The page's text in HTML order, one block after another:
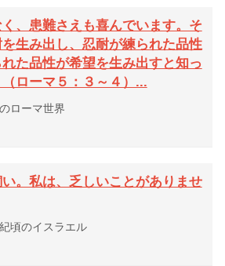
、患難さえも喜んでいます。そ
生み出し、忍耐が練られた品性
た品性が希望を生み出すと知っ
ローマ５：３～４）...
ローマ世界
い。私は、乏しいことがありませ
頃のイスラエル